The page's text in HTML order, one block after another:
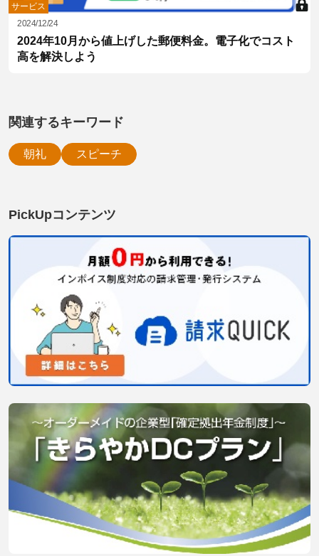
サービス
2024/12/24
2024年10月から値上げした郵便料金。電子化でコスト
高を解決しよう
関連するキーワード
朝礼 スピーチ
PickUpコンテンツ